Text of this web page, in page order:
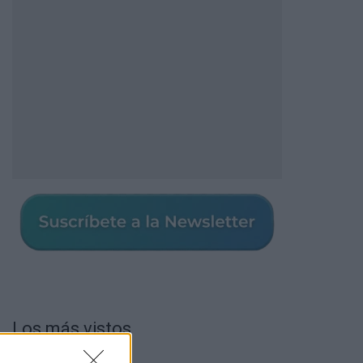
Los más vistos